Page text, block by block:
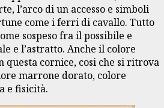
l’arco di un accesso e simboli
come i ferri di cavallo. Tutto
sospeso fra il possibile e
e l’astratto. Anche il colore
questa cornice, cosi che si ritrova
marrone dorato, colore
e fisicità.